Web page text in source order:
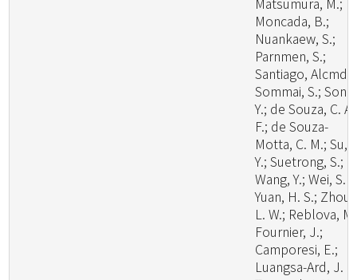
Moncada, B.;
Nuankaew, S.;
Parnmen, S.;
Santiago, Alcmd;
Sommai, S.; Song,
Y.; de Souza, C. A.
F.; de Souza-
Motta, C. M.; Su,
Y.; Suetrong, S.;
Wang, Y.; Wei, S.
Yuan, H. S.; Zhou,
L. W.; Reblova,
Fournier, J.;
Camporesi, E.;
Luangsa-Ard, J.